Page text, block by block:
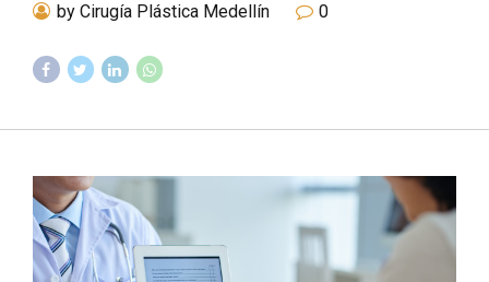
by Cirugía Plástica Medellín
0